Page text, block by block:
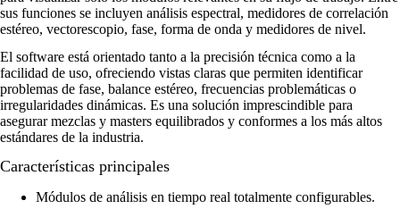
sus funciones se incluyen análisis espectral, medidores de correlación
estéreo, vectorescopio, fase, forma de onda y medidores de nivel.
El software está orientado tanto a la precisión técnica como a la
facilidad de uso, ofreciendo vistas claras que permiten identificar
problemas de fase, balance estéreo, frecuencias problemáticas o
irregularidades dinámicas. Es una solución imprescindible para
asegurar mezclas y masters equilibrados y conformes a los más altos
estándares de la industria.
Características principales
Módulos de análisis en tiempo real totalmente configurables.